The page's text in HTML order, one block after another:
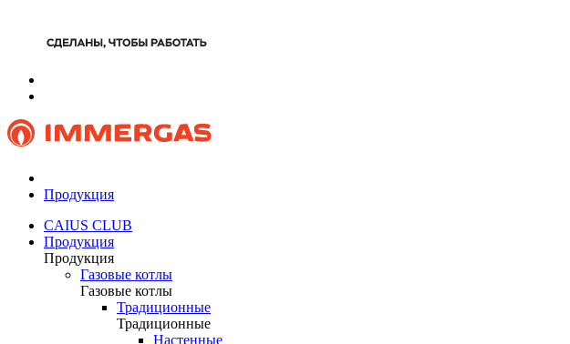
Продукция
CAIUS CLUB
Продукция
Продукция
Газовые котлы
Газовые котлы
Традиционные
Традиционные
Настенные